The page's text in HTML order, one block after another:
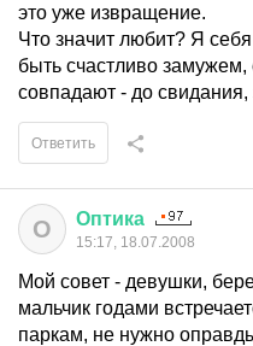
это уже извращение.
Что значит любит? Я
быть счастливо
совпадают - до свидания,
Ответить
О Оптика
15:17, 18.07.2008
Мой совет - девушки,
мальчик годами
паркам, не нужно